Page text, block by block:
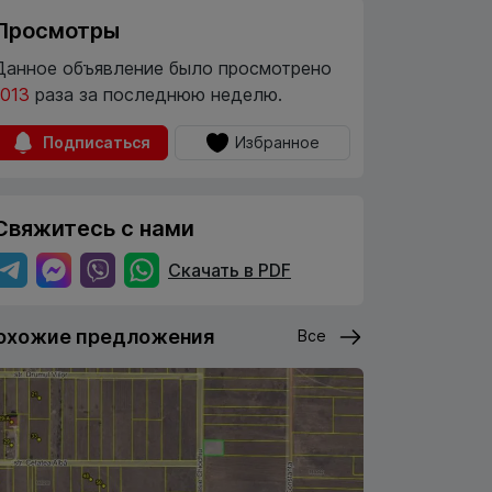
объявление было просмотрено
раза за последнюю неделю.
Подписаться Избранное
с нами
Скачать в PDF
предложения Все